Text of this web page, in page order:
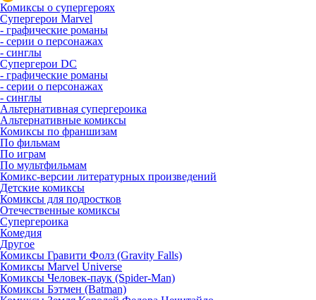
Комиксы о супергероях
Супергерои Marvel
- графические романы
- серии о персонажах
- синглы
Супергерои DC
- графические романы
- серии о персонажах
- синглы
Альтернативная супергероика
Альтернативные комиксы
Комиксы по франшизам
По фильмам
По играм
По мультфильмам
Комикс-версии литературных произведений
Детские комиксы
Комиксы для подростков
Отечественные комиксы
Супергероика
Комедия
Другое
Комиксы Гравити Фолз (Gravity Falls)
Комиксы Marvel Universe
Комиксы Человек-паук (Spider-Man)
Комиксы Бэтмен (Batman)